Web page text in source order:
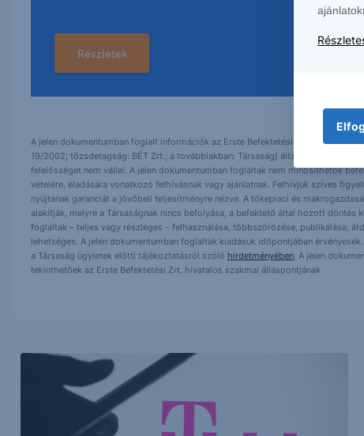
Részletek
A jelen dokumentumban foglalt információk az Erste Befektetési Zrt. (székhely:
19/2002; tőzsdetagság: BÉT Zrt.; a továbbiakban: Társaság) által hitelesnek
felelősséget nem vállal. A jelen dokumentumban foglaltak nem minősíthetők
vételére, eladására vonatkozó felhívásnak vagy ajánlatnak. Felhívjuk szíves
nyújtanak garanciát a jövőbeli teljesítményre nézve. A tőkepiaci és
alakítják, melyre a Társaságnak nincs befolyása, a befektető által hozott döntés
foglaltak – teljes vagy részleges – felhasználása, többszörözése, publikálása,
lehetséges. A jelen dokumentumban foglaltak kiadásuk időpontjában
a Társaság ügyletek előtti tájékoztatásról szóló hirdetményében. A jelen
tekinthetőek az Erste Befektetési Zrt. hivatalos szakmai álláspontjának